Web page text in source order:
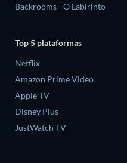
Backrooms - O Labirinto
Top 5 plataformas
Netflix
Amazon Prime Video
Apple TV
Disney Plus
JustWatch TV